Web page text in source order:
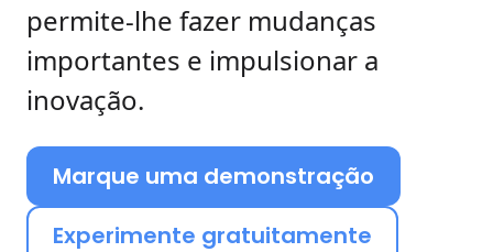
permite-lhe fazer mudanças
importantes e impulsionar a
inovação.
Marque uma demonstração
Experimente gratuitamente